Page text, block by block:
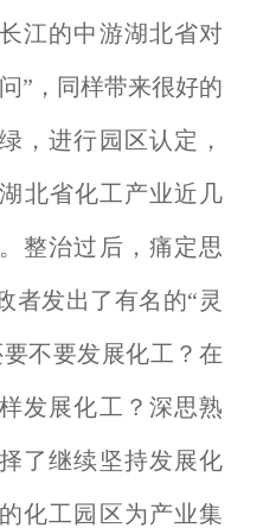
的中游湖北省对
”，同样带来很好的
，进行园区认定，
湖北省化工产业近几
整治过后，痛定思
者发出了有名的“灵
不要发展化工？在
发展化工？深思熟
了继续坚持发展化
化工园区为产业集